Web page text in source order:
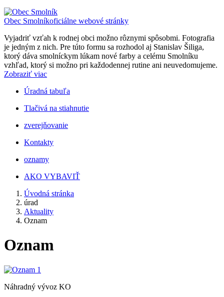
Obec Smolníkoficiálne webové stránky
Vyjadriť vzťah k rodnej obci možno rôznymi spôsobmi. Fotografia
je jedným z nich. Pre túto formu sa rozhodol aj Stanislav Šiliga,
ktorý dáva smolníckym lúkam nové farby a celému Smolníku
vzhľad, ktorý si možno pri každodennej rutine ani neuvedomujeme.
Zobraziť viac
Úradná tabuľa
Tlačivá na stiahnutie
zverejňovanie
Kontakty
oznamy
AKO VYBAVIŤ
Úvodná stránka
úrad
Aktuality
Oznam
Oznam
Náhradný vývoz KO